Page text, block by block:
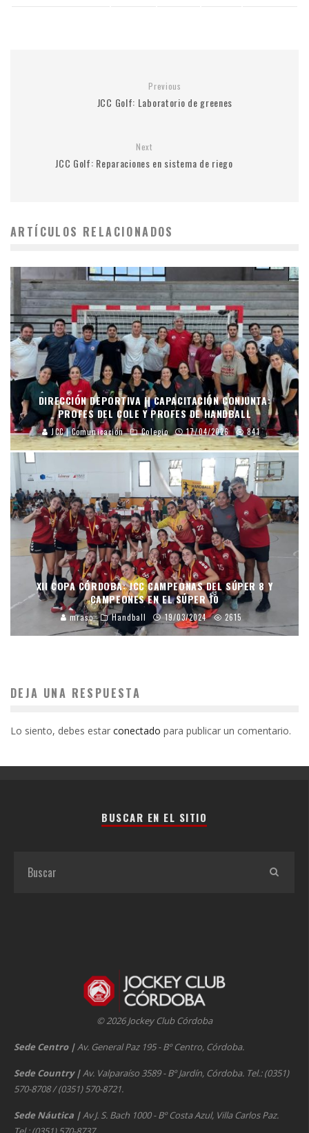
Previous
JCC Golf: Laboratorio de greenes
Next
JCC Golf: Reparaciones en sistema de riego
ARTÍCULOS RELACIONADOS
DIRECCIÓN DEPORTIVA || CAPACITACIÓN CONJUNTA:
PROFES DEL COLE Y PROFES DE HANDBALL
JCC | Comunicación Colegio 17/04/2026 841
XII COPA CÓRDOBA: JCC CAMPEONAS DEL SÚPER 8 Y
CAMPEONES EN EL SÚPER 10
mraso Handball 19/03/2024 2615
DEJA UNA RESPUESTA
Lo siento, debes estar conectado para publicar un comentario.
BUSCAR EN EL SITIO
© 2026 Jockey Club Córdoba
Sede Centro |Av. General Paz 195 - Bº Centro, Córdoba.
Sede Country |Av. Valparaíso 3589 - Bº Jardín, Córdoba. Tel.: (0351)
570-8708 / (0351) 570-8721.
Sede Náutica |Av J. S. Bach 1000 - Bº Costa Azul, Villa Carlos Paz.